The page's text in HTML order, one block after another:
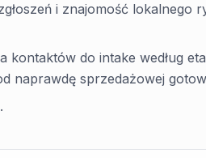
i znajomość
kontaktów do intake według
naprawdę sprzedażowej